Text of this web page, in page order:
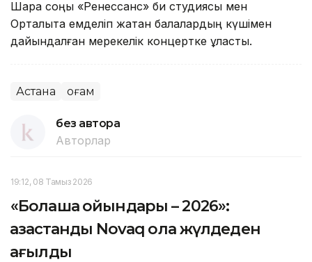
Шара соңы «Ренессанс» би студиясы мен
Орталықта емделіп жатқан балалардың күшімен
дайындалған мерекелік концертке ұласты.
Астана Қоғам
без автора
Авторлар
19:12, 08 Тамыз 2026
«Болашақ ойындары – 2026»:
қазақстандық Novaq қола жүлдеден
қағылды